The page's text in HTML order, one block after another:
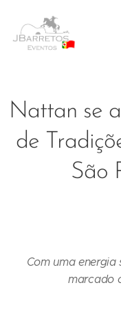
Nattan se
de
São
Com uma
marcado